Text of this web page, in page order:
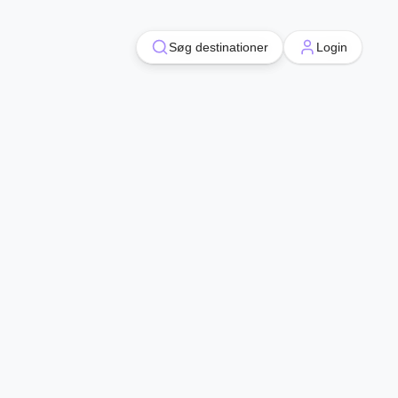
Søg destinationer Login
Søg destinationer Login